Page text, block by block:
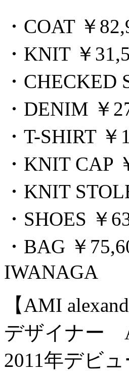
・COAT ￥
・KNIT ￥
・CHECKED
・DENIM ￥
・T-SHIRT
・KNIT CAP
・KNIT
・SHOES ￥
・BAG ￥
IWANAGA
【AMI
デザイナー
2011年デビ